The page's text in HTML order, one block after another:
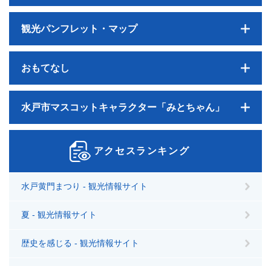
観光パンフレット・マップ
おもてなし
水戸市マスコットキャラクター「みとちゃん」
アクセスランキング
水戸黄門まつり - 観光情報サイト
夏 - 観光情報サイト
歴史を感じる - 観光情報サイト